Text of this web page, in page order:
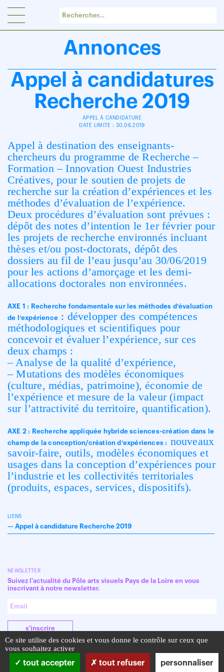
Annonces
Appel à candidatures
Recherche 2019
APPEL À CANDIDATURE
DATE LIMITE : 30.06.2019
Appel à destination des enseignants-
chercheurs du programme de Recherche –
Formation – Innovation Ouest Industries
Créatives, pour le soutien de projets de
recherche sur la création d’expériences et les
méthodes d’évaluation de l’expérience.
Deux procédures d’évaluation sont prévues :
dépôt des notes d’intention le 1er février pour
les projets de recherche environnés incluant
thèses et/ou post-doctorats, dépôt des
dossiers au fil de l’eau jusqu’au 30/06/2019
pour les actions d’amorçage et les demi-
allocations doctorales non environnées.
AXE 1 : Recherche fondamentale sur les méthodes d’évaluation
de l’expérience : développer des compétences
méthodologiques et scientifiques pour
concevoir et évaluer l’expérience, sur ces
deux champs :
– Analyse de la qualité d’expérience,
– Mutations des modèles économiques
(culture, médias, patrimoine), économie de
l’expérience et mesure de la valeur (impact
sur l’attractivité du territoire, quantification).
AXE 2 : Recherche appliquée hybride sciences-création dans le
champ de la conception/création d’expériences :
nouveaux
savoir-faire, outils, modèles économiques et
usages dans la conception d’expériences pour
l’industrie et les collectivités territoriales
(produits, espaces, services, dispositifs).
LIENS
— Appel à candidature Recherche 2019
NEWSLETTER
Suivez l'actualité du Pôle arts visuels Pays de la Loire en vous
inscrivant à notre newsletter.
s'inscrire
Ce site utilise des cookies et vous donne le contrôle sur ceux que
vous souhaitez activer
tout accepter
tout refuser personnaliser